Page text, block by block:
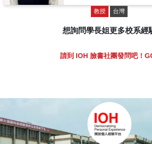
教授 台灣
想詢問學長姐更多校系經
請到 IOH 臉書社團發問吧！